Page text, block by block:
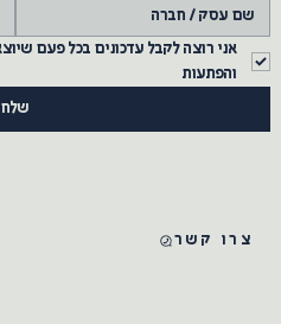
והפתעות
שלח
צרו קשר